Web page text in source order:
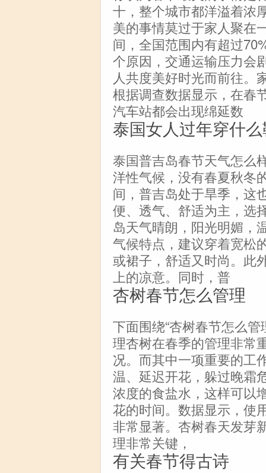
十，整个城市都洋溢着浓
美的事情莫过于家人聚在
间，全国范围内有超过
个原因，交通运输压力会
人共度美好时光而前往。
根据调查数据显示，在春
汽车站都会出现绵延数
泰国女人过年穿什
泰国普吉岛春节天气怎么
洋性气候，没有春夏秋冬
间，普吉岛处于旱季，这
便、透气、舒适为主，选
岛天气晴朗，阳光明媚，
气候特点，建议穿着宽松
或裙子，舒适又时尚。此
上的凉意。同时，普
杏树春节怎么管理
下面围绕“杏树春节怎么
理杏树在春季的管理非常
况。而其中一项重要的工
温、延迟开花，躲过晚霜
浓度的食盐水，这样可以
花的时间。数据显示，使
非常显著。杏树春天发芽
理非常关键，
有关春节得古诗